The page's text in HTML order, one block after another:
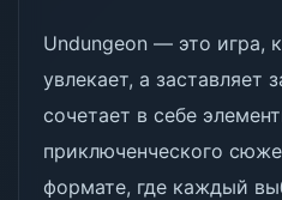
Undungeon — это игра,
увлекает, а заставляет
сочетает в себе
приключенческого
формате, где каждый